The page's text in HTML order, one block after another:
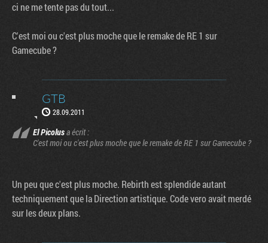
ci ne me tente pas du tout...
C'est moi ou c'est plus moche que le remake de RE 1 sur
Gamecube ?
GTB
28.09.2011
El Picolusa écrit :
C'est moi ou c'est plus moche que le remake de RE 1 sur Gamecube ?
Un peu que c'est plus moche. Rebirth est splendide autant
techniquement que la Direction artistique. Code vero avait merdé
sur les deux plans.